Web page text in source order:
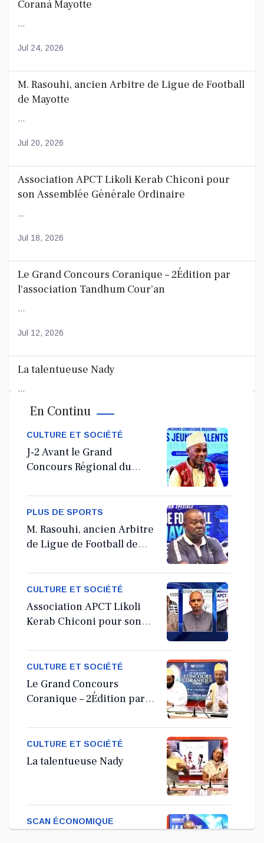
Coranà Mayotte
...
Jul 24, 2026
M. Rasouhi, ancien Arbitre de Ligue de Football
de Mayotte
...
Jul 20, 2026
Association APCT Likoli Kerab Chiconi pour
son Assemblée Générale Ordinaire
...
Jul 18, 2026
Le Grand Concours Coranique – 2Édition par
l'association Tandhum Cour'an
...
Jul 12, 2026
La talentueuse Nady
...
Jul 11, 2026
En Continu
CULTURE ET SOCIÉTÉ
J-2 Avant le Grand
Concours Régional du
PLUS DE SPORTS
M. Rasouhi, ancien Arbitre
de Ligue de Football de
CULTURE ET SOCIÉTÉ
Association APCT Likoli
Kerab Chiconi pour son
Ordinaire
CULTURE ET SOCIÉTÉ
Le Grand Concours
Coranique – 2Édition par
Cour'an
CULTURE ET SOCIÉTÉ
La talentueuse Nady
SCAN ÉCONOMIQUE